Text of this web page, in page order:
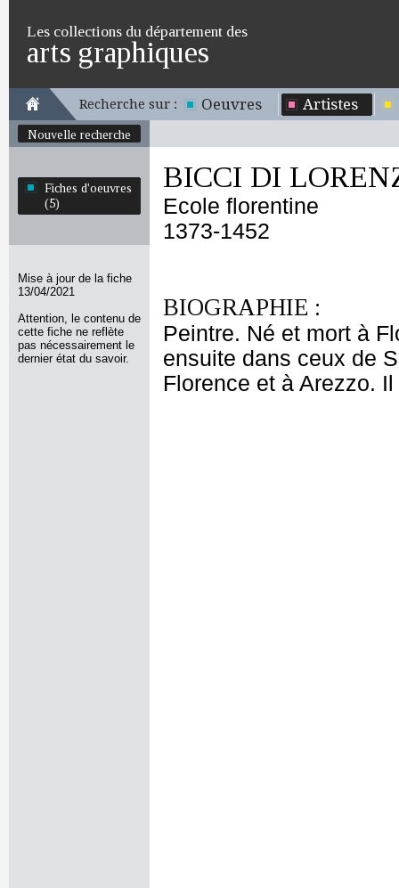
Les collections du département des
arts graphiques
Recherche sur : Oeuvres Artistes
Nouvelle recherche
Fiches d'oeuvres
(5)
Mise à jour de la fiche
13/04/2021
Attention, le contenu de
cette fiche ne reflète
pas nécessairement le
dernier état du savoir.
BICCI DI
Ecole florentine
1373-1452
BIOGRAPHIE :
Peintre. Né et mort à
ensuite dans ceux de
Florence et à Arezzo.